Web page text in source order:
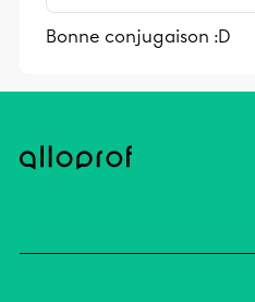
stimulants,
et leurs parents
Bonne conjugaison :D